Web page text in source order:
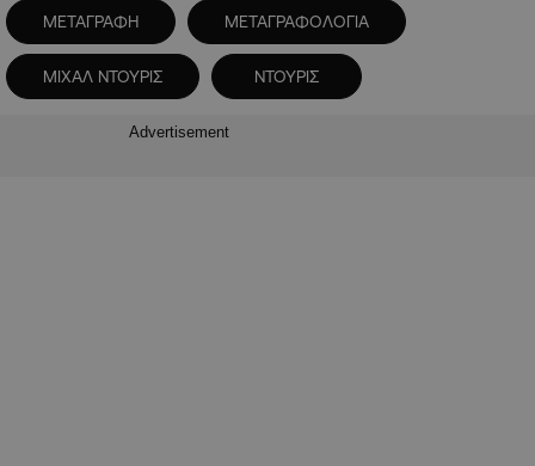
ΜΕΤΑΓΡΑΦΗ ΜΕΤΑΓΡΑΦΟΛΟΓΙΑ
ΜΙΧΑΛ ΝΤΟΥΡΙΣ ΝΤΟΥΡΙΣ
Advertisement